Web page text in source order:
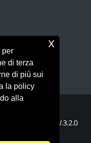
V.3.2.0
per
di terza
di più sui
la policy
alla
x